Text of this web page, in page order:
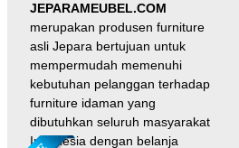
Meja Makan Oval Minimalis
Kursi Silang
Rp 8.100.0009.000.000
JEPARAMEUBEL.COM
merupakan produsen furniture
asli Jepara bertujuan untuk
mempermudah memenuhi
kebutuhan pelanggan terhadap
furniture idaman yang
dibutuhkan seluruh masyarakat
Indonesia dengan belanja